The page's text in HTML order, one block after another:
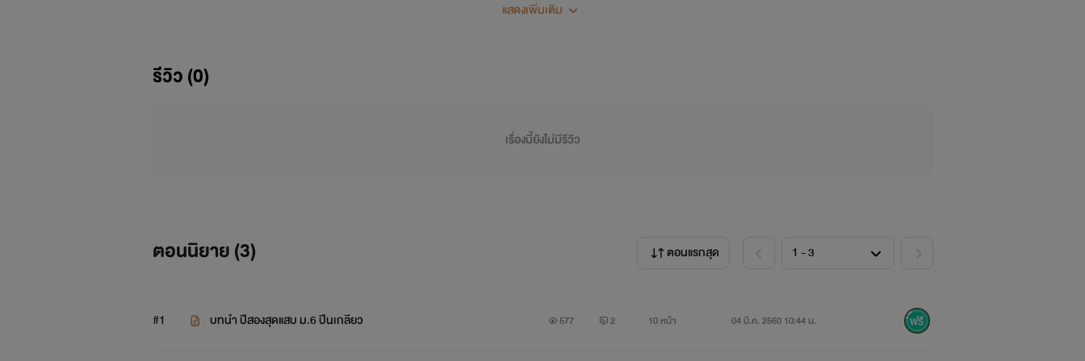
ถ้าไม่สนุกก็ขอโทษนะ ด่าได้ด่านะ ด่าไม่ได้ก็พิมพ์เอา แฮร่ ^_^
แสดงเพิ่มเติม
รีวิว (0)
เรื่องนี้ยังไม่มีรีวิว
ตอนนิยาย (3) ตอนแรกสุด
#1 บทนำ ปีสองสุดแสบ ม.6 ปีนเกลียว 577 2 10 หน้า 04 มี.ค. 2560 10:44 น.